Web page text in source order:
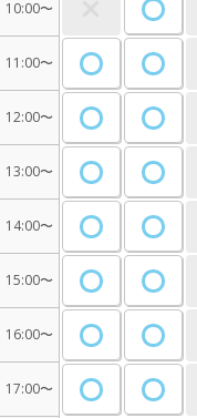
10:00〜
11:00〜
12:00〜
13:00〜
14:00〜
15:00〜
16:00〜
17:00〜